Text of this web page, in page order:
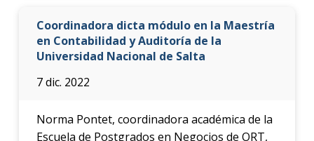
Coordinadora dicta módulo en la Maestría
en Contabilidad y Auditoría de la
Universidad Nacional de Salta
7 dic. 2022
Norma Pontet, coordinadora académica de la
Escuela de Postgrados en Negocios de ORT,